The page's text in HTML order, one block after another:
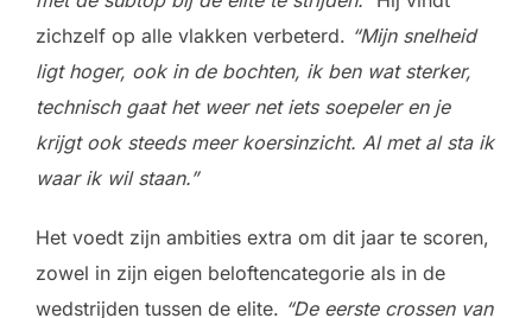
zichzelf op alle vlakken verbeterd. “Mijn snelheid
ligt hoger, ook in de bochten, ik ben wat sterker,
technisch gaat het weer net iets soepeler en je
krijgt ook steeds meer koersinzicht. Al met al sta ik
waar ik wil staan.”
Het voedt zijn ambities extra om dit jaar te scoren,
zowel in zijn eigen beloftencategorie als in de
wedstrijden tussen de elite. “De eerste crossen van